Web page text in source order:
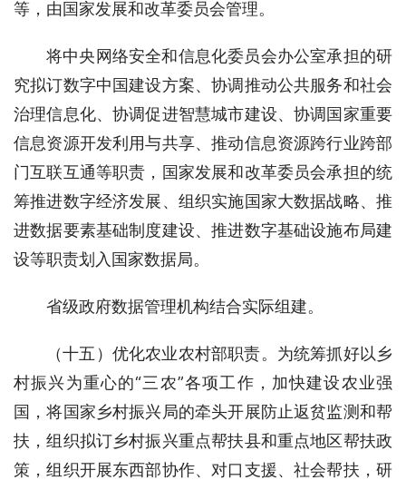
等，由国家发展和改革委员会管理。
将中央网络安全和信息化委员会办公室承担的研
究拟订数字中国建设方案、协调推动公共服务和社会
治理信息化、协调促进智慧城市建设、协调国家重要
信息资源开发利用与共享、推动信息资源跨行业跨部
门互联互通等职责，国家发展和改革委员会承担的统
筹推进数字经济发展、组织实施国家大数据战略、推
进数据要素基础制度建设、推进数字基础设施布局建
设等职责划入国家数据局。
省级政府数据管理机构结合实际组建。
（十五）优化农业农村部职责。为统筹抓好以乡
村振兴为重心的“三农”各项工作，加快建设农业强
国，将国家乡村振兴局的牵头开展防止返贫监测和帮
扶，组织拟订乡村振兴重点帮扶县和重点地区帮扶政
策，组织开展东西部协作、对口支援、社会帮扶，研